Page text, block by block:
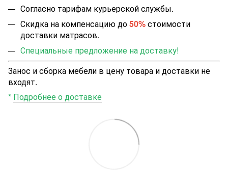
Согласно тарифам курьерской службы.
Скидка на компенсацию до50%стоимости
доставки матрасов.
Специальные предложение на доставку!
Занос и сборка мебели в цену товара и доставки не
входят.
* Подробнее о доставке